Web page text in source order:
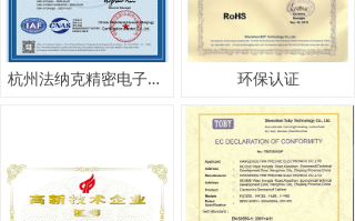
展会
杭州法纳克精密电子有限公司再认证Q2023 环保认证